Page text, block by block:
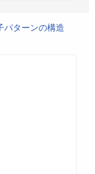
パターンの構造